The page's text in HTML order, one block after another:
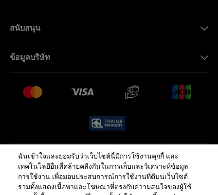
สนับสนุน
คำถามที่พบบ่อย (FAQ)
เงื่อนไขหลังการขาย
ข้อมูลบริษัท
งาน
นโยบายความเป็นส่วนตัว นโยบายคุกกี้
ข้อกำหนดและเงื่อนไข
ฉันเข้าใจและยอมรับว่าเว็บไซต์นี้มีการใช้งานคุกกี้ และ
เทคโนโลยีอื่นที่คล้ายคลีงกันในการเก็บและวิเคราะห์ข้อมูล
การใช้งาน เพื่อมอบประสบการณ์การใช้งานที่ดีบนเว็บไซต์
รวมทั้งแสดงเนื้อหาและโฆษณาที่ตรงกับความสนใจของผู้ใช้